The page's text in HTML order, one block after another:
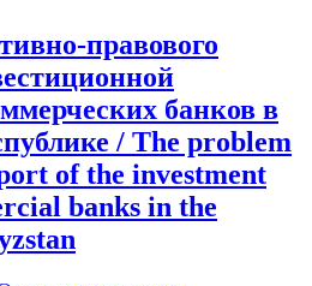
правового
банков в
/ The problem
of the investment
banks in the